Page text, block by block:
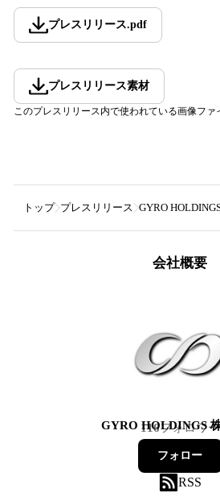
プレスリリース.pdf
プレスリリース素材
このプレスリリース内で使われている画像フ
トップ プレスリリース GYRO
会社概要
GYRO HOLDINGS
116フォロワー
フォロー
RSS